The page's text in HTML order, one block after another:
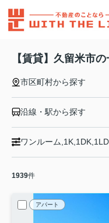
【賃貸】久留米市
市区町村から探す
沿線・駅から探す
ワンルーム
1939件
アパート